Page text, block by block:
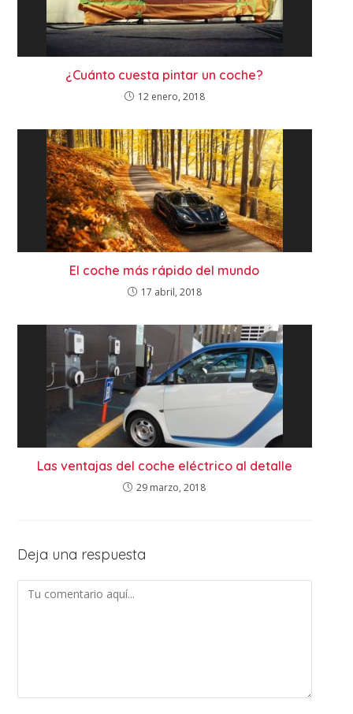
¿Cuánto cuesta pintar un coche?
12 enero, 2018
El coche más rápido del mundo
17 abril, 2018
Las ventajas del coche eléctrico al detalle
29 marzo, 2018
Deja una respuesta